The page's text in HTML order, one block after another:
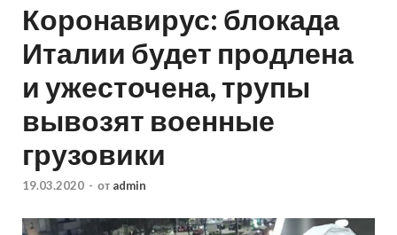
Коронавирус: блокада
Италии будет продлена
и ужесточена, трупы
вывозят военные
грузовики
19.03.2020 - от admin